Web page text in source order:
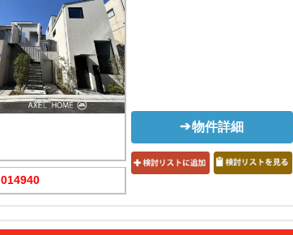
014940
物件詳細